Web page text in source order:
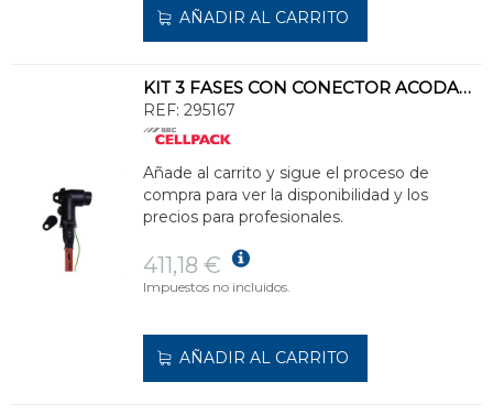
AÑADIR AL CARRITO
KIT 3 FASES CON CONECTOR ACODADO CWS 24Kv 250A
REF: 295167
Añade al carrito y sigue el proceso de
compra para ver la disponibilidad y los
precios para profesionales.
411,18 €
Impuestos no incluidos.
AÑADIR AL CARRITO